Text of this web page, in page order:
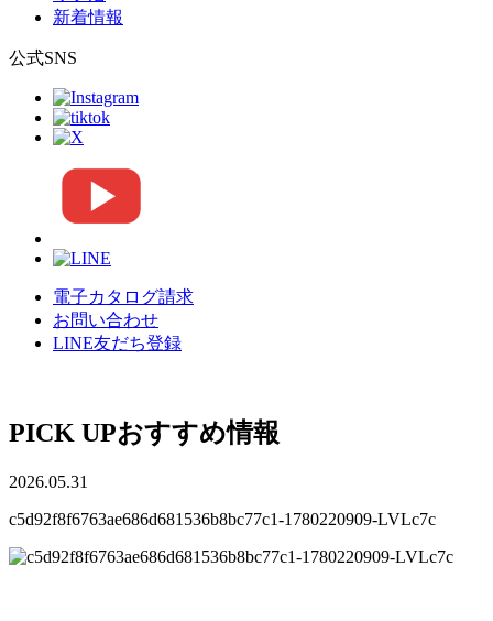
新着情報
公式SNS
電子カタログ請求
お問い合わせ
LINE友だち登録
PICK UPおすすめ情報
2026.05.31
c5d92f8f6763ae686d681536b8bc77c1-1780220909-LVLc7c